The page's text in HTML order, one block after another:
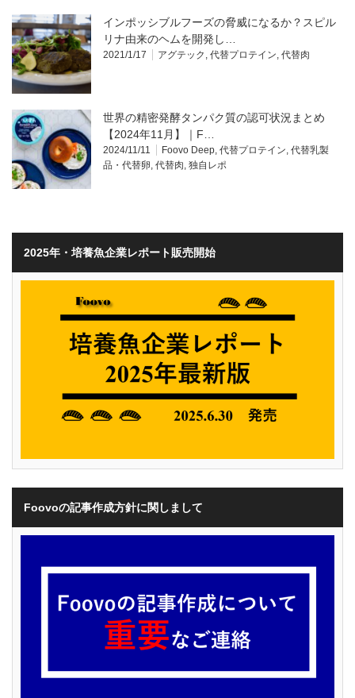
インポッシブルフーズの脅威になるか？スピル
リナ由来のヘムを開発し…
2021/1/17 アグテック , 代替プロテイン, 代替肉
世界の精密発酵タンパク質の認可状況まとめ
【2024年11月】｜F…
2024/11/11 Foovo Deep, 代替プロテイン, 代替乳製
品・代替卵, 代替肉, 独自レポ
2025年・培養魚企業レポート販売開始
Foovoの記事作成方針に関しまして